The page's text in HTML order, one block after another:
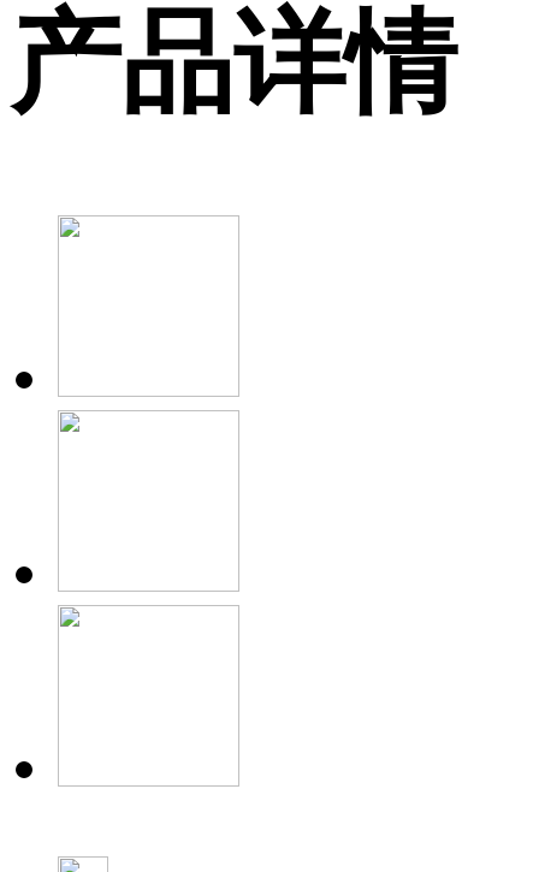
产品详情